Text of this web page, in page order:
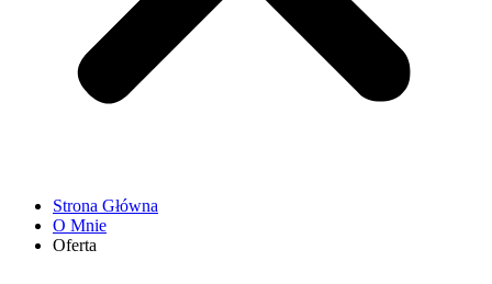
Strona Główna
O Mnie
Oferta